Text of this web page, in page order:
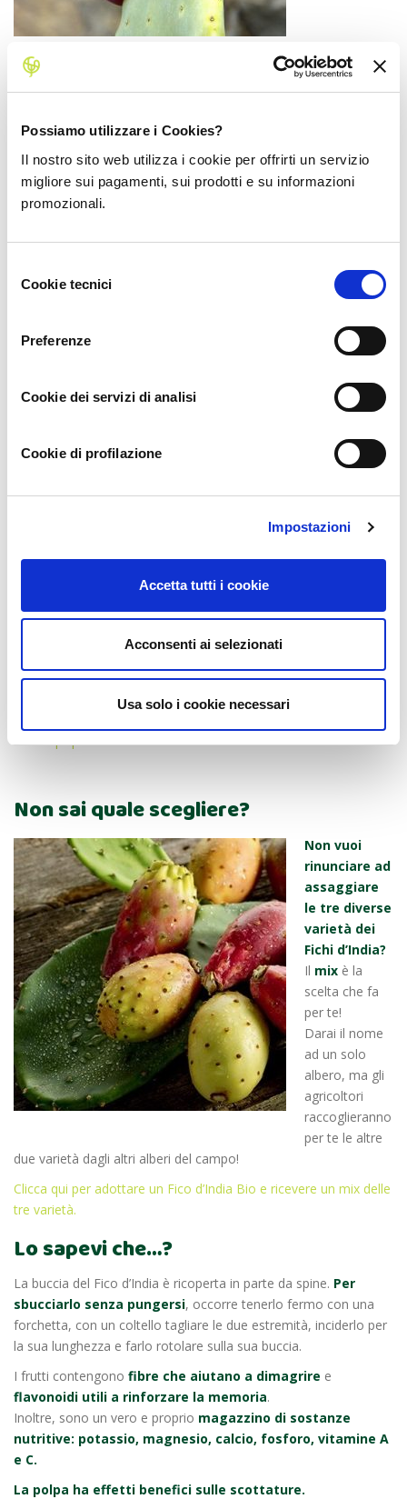
Possiamo utilizzare i Cookies?
Il nostro sito web utilizza i cookie per offrirti un servizio
migliore sui pagamenti, sui prodotti e su informazioni
promozionali.
delCookie tecnici
Preferenze
Cookie dei servizi di analisi
Cookie di profilazione
Impostazioni
Accetta tutti i cookie
Acconsenti ai selezionati
Usa solo i cookie necessari
Forma
Periodo di raccolta: da inizio ottobre a metà novembre
varietà
Clicca qui per adottare un Fico d’India rosso Bio.
Fico d’India bianco Bio (varietà
Muscaredda
TECNICA
Colore: bianco
Forma
Gusto: dolce e saporito
Segni particolari: è la varietà più pregiata
Clicca qui per adottare un Fico d’India bianco Bio.
Non sai quale scegliere?
Non vuoi
rinunciare ad
assaggiare
le tre diverse
varietà dei
Fichi d’India?
Il mix è la
scelta che fa
per te!
Darai il nome
ad un solo
albero, ma gli
agricoltori
raccoglieranno
per te le altre
due varietà dagli altri alberi del campo!
Clicca qui per adottare un Fico d’India Bio e ricevere un mix delle
tre varietà.
Lo sapevi che…?
La buccia del Fico d’India è ricoperta in parte da spine. Per
sbucciarlo senza pungersi, occorre tenerlo fermo con una
forchetta, con un coltello tagliare le due estremità, inciderlo per
la sua lunghezza e farlo rotolare sulla sua buccia.
I frutti contengono fibre che aiutano a dimagrire e
flavonoidi utili a rinforzare la memoria.
Inoltre, sono un vero e proprio magazzino di sostanze
nutritive: potassio, magnesio, calcio, fosforo, vitamine A
e C.
La polpa ha effetti benefici sulle scottature.